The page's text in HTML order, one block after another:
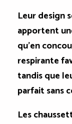
Leur design
apportent
qu'en
respirante
tandis que
parfait sans
Les